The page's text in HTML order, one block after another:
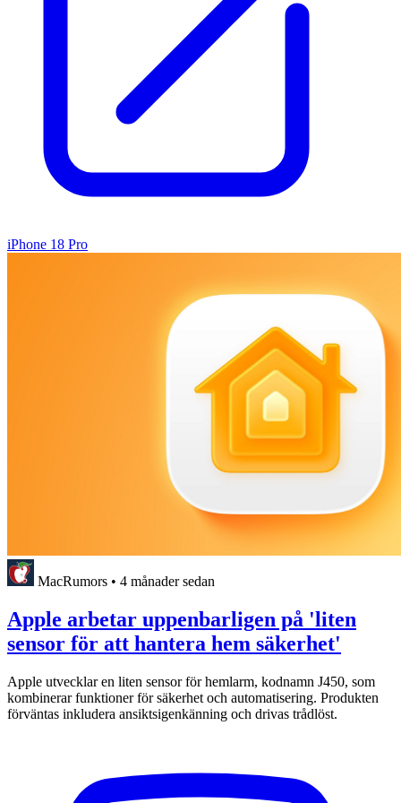
iPhone 18 Pro
MacRumors • 4 månader sedan
Apple arbetar uppenbarligen på 'liten
sensor för att hantera hem säkerhet'
Apple utvecklar en liten sensor för hemlarm, kodnamn J450, som
kombinerar funktioner för säkerhet och automatisering. Produkten
förväntas inkludera ansiktsigenkänning och drivas trådlöst.